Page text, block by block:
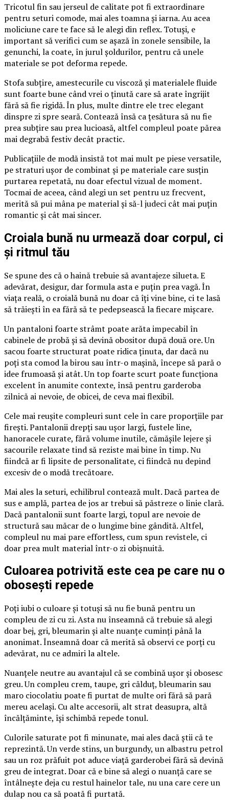
Tricotul fin sau jerseul de calitate pot fi extraordinare
pentru seturi comode, mai ales toamna și iarna. Au acea
moliciune care te face să le alegi din reflex. Totuși, e
important să verifici cum se așază în zonele sensibile, la
genunchi, la coate, în jurul șoldurilor, pentru că unele
materiale se pot deforma repede.
Stofa subțire, amestecurile cu viscoză și materialele fluide
sunt foarte bune când vrei o ținută care să arate îngrijit
fără să fie rigidă. În plus, multe dintre ele trec elegant
dinspre zi spre seară. Contează însă ca țesătura să nu fie
prea subțire sau prea lucioasă, altfel compleul poate părea
mai degrabă festiv decât practic.
Publicațiile de modă insistă tot mai mult pe piese versatile,
pe straturi ușor de combinat și pe materiale care susțin
purtarea repetată, nu doar efectul vizual de moment.
Tocmai de aceea, când alegi un set pentru uz frecvent,
merită să pui mâna pe material și să-l judeci cât mai puțin
romantic și cât mai sincer.
Croiala bună nu urmează doar corpul, ci
și ritmul tău
Se spune des că o haină trebuie să avantajeze silueta. E
adevărat, desigur, dar formula asta e puțin prea vagă. În
viața reală, o croială bună nu doar că îți vine bine, ci te lasă
să trăiești în ea fără să te pedepsească la fiecare mișcare.
Un pantaloni foarte strâmt poate arăta impecabil în
cabinele de probă și să devină obositor după două ore. Un
sacou foarte structurat poate ridica ținuta, dar dacă nu
poți sta comod la birou sau într-o mașină, începe să pară o
idee frumoasă și atât. Un top foarte scurt poate funcționa
excelent în anumite contexte, însă pentru garderoba
zilnică ai nevoie, de obicei, de ceva mai flexibil.
Cele mai reușite compleuri sunt cele în care proporțiile par
firești. Pantalonii drepți sau ușor largi, fustele line,
hanoracele curate, fără volume inutile, cămășile lejere și
sacourile relaxate tind să reziste mai bine în timp. Nu
fiindcă ar fi lipsite de personalitate, ci fiindcă nu depind
excesiv de o modă trecătoare.
Mai ales la seturi, echilibrul contează mult. Dacă partea de
sus e amplă, partea de jos ar trebui să păstreze o linie clară.
Dacă pantalonii sunt foarte largi, topul are nevoie de
structură sau măcar de o lungime bine gândită. Altfel,
compleul nu mai pare effortless, cum spun revistele, ci
doar prea mult material într-o zi obișnuită.
Culoarea potrivită este cea pe care nu o
obosești repede
Poți iubi o culoare și totuși să nu fie bună pentru un
compleu de zi cu zi. Asta nu înseamnă că trebuie să alegi
doar bej, gri, bleumarin și alte nuanțe cuminți până la
anonimat. Înseamnă doar că merită să observi ce porți cu
adevărat, nu ce admiri la altele.
Nuanțele neutre au avantajul că se combină ușor și obosesc
greu. Un compleu crem, taupe, gri călduț, bleumarin sau
maro ciocolatiu poate fi purtat de multe ori fără să pară
mereu același. Cu alte accesorii, alt strat deasupra, altă
încălțăminte, își schimbă repede tonul.
Culorile saturate pot fi minunate, mai ales dacă știi că te
reprezintă. Un verde stins, un burgundy, un albastru petrol
sau un roz prăfuit pot aduce viață garderobei fără să devină
greu de integrat. Doar că e bine să alegi o nuanță care se
întâlnește deja cu restul hainelor tale, nu una care cere un
dulap nou ca să poată fi purtată.